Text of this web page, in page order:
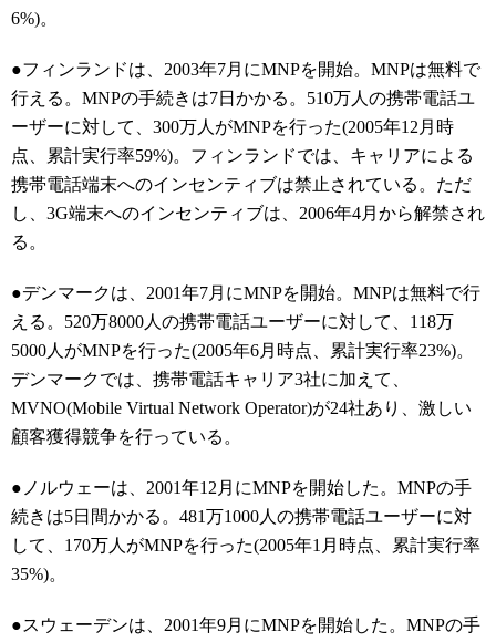
6%)。
●フィンランドは、2003年7月にMNPを開始。MNPは無料で
行える。MNPの手続きは7日かかる。510万人の携帯電話ユ
ーザーに対して、300万人がMNPを行った(2005年12月時
点、累計実行率59%)。フィンランドでは、キャリアによる
携帯電話端末へのインセンティブは禁止されている。ただ
し、3G端末へのインセンティブは、2006年4月から解禁され
る。
●デンマークは、2001年7月にMNPを開始。MNPは無料で行
える。520万8000人の携帯電話ユーザーに対して、118万
5000人がMNPを行った(2005年6月時点、累計実行率23%)。
デンマークでは、携帯電話キャリア3社に加えて、
MVNO(Mobile Virtual Network Operator)が24社あり、激しい
顧客獲得競争を行っている。
●ノルウェーは、2001年12月にMNPを開始した。MNPの手
続きは5日間かかる。481万1000人の携帯電話ユーザーに対
して、170万人がMNPを行った(2005年1月時点、累計実行率
35%)。
●スウェーデンは、2001年9月にMNPを開始した。MNPの手